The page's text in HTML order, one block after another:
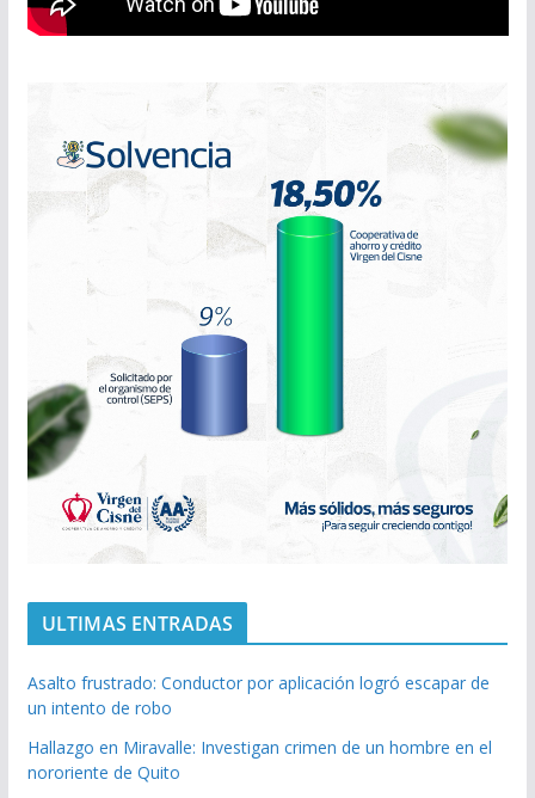
ULTIMAS ENTRADAS
Asalto frustrado: Conductor por aplicación logró escapar de
un intento de robo
Hallazgo en Miravalle: Investigan crimen de un hombre en el
nororiente de Quito